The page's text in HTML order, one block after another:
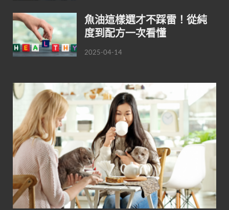
魚油這樣選才不踩雷！從純
度到配方一次看懂
2025-04-14